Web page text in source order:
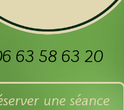
63 58 63 20
une séance